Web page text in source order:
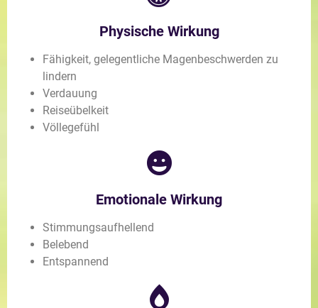
Physische Wirkung
Fähigkeit, gelegentliche Magenbeschwerden zu
lindern
Verdauung
Reiseübelkeit
Völlegefühl
Emotionale Wirkung
Stimmungsaufhellend
Belebend
Entspannend